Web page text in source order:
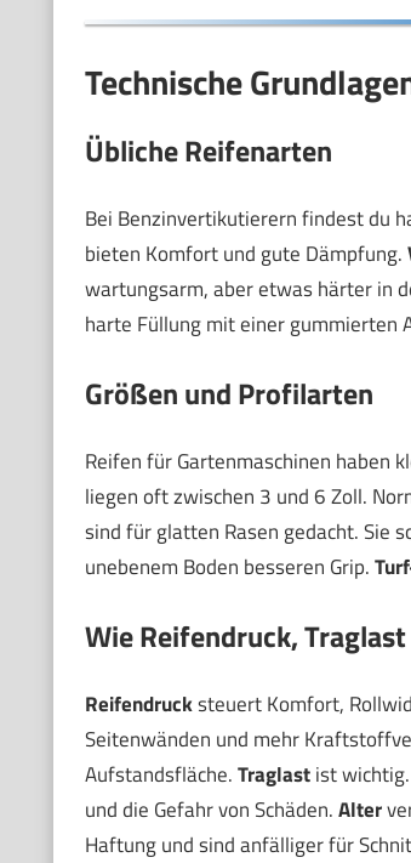
Technische
Übliche Reifenarten
Bei Benzinvertikutierern findest du
bieten Komfort und gute Dämpfung.
wartungsarm, aber etwas härter in
harte Füllung mit einer gummierten
Größen und Profilarten
Reifen für Gartenmaschinen haben
liegen oft zwischen 3 und 6 Zoll.
sind für glatten Rasen gedacht. Sie
unebenem Boden besseren Grip.
Wie Reifendruck,
Reifendrucksteuert Komfort,
Seitenwänden und mehr
Aufstandsfläche.Traglastist wichtig.
und die Gefahr von Schäden.Alter
Haftung und sind anfälliger für